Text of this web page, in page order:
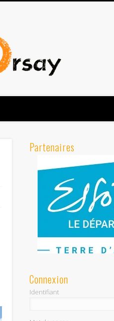
Avenir
Partenaires
Connexion
Identifiant